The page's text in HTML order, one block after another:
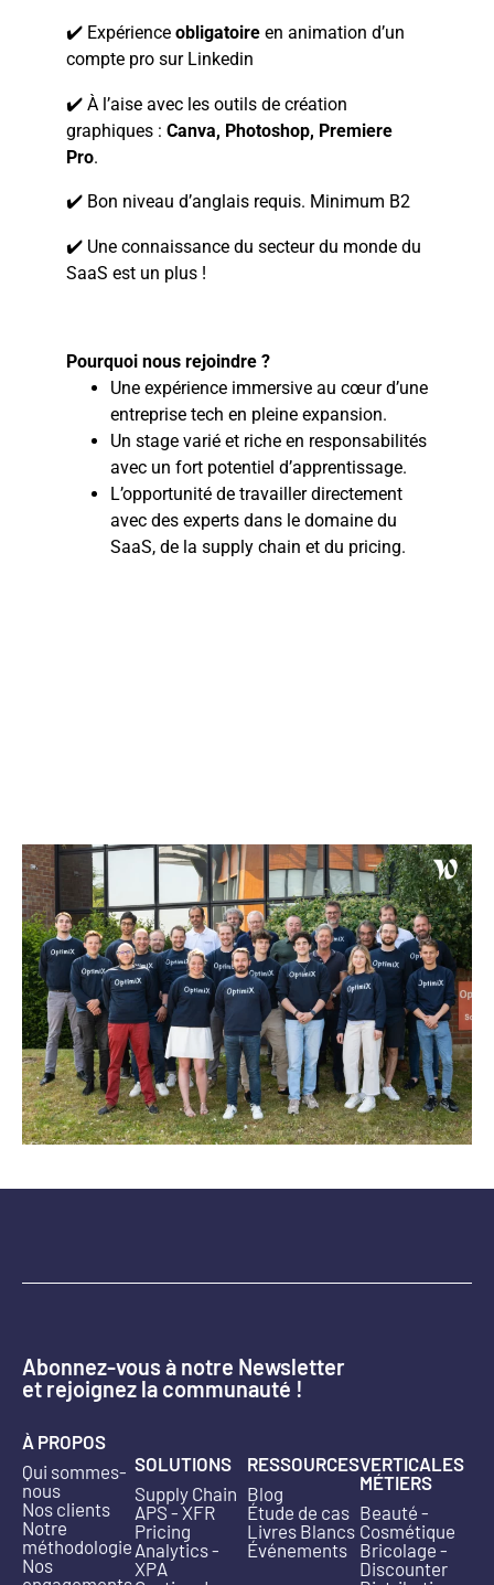
✔️ Expérience obligatoire en animation d’un
compte pro sur Linkedin
✔️ À l’aise avec les outils de création
graphiques : Canva, Photoshop, Premiere
Pro.
✔️ Bon niveau d’anglais requis. Minimum B2
✔️ Une connaissance du secteur du monde du
SaaS est un plus !
Pourquoi nous rejoindre ?
Une expérience immersive au cœur d’une
entreprise tech en pleine expansion.
Un stage varié et riche en responsabilités
avec un fort potentiel d’apprentissage.
L’opportunité de travailler directement
avec des experts dans le domaine du
SaaS, de la supply chain et du pricing.
Abonnez-vous à notre Newsletter
et rejoignez la communauté !
À PROPOS
Qui sommes-
nous
Nos clients
Notre
méthodologie
Nos
SOLUTIONS
Supply Chain
APS - XFR
Pricing
Analytics -
XPA
RESSOURCES
Blog
Étude de cas
Livres Blancs
Événements
VERTICALES
MÉTIERS
Beauté -
Cosmétique
Bricolage -
Discounter